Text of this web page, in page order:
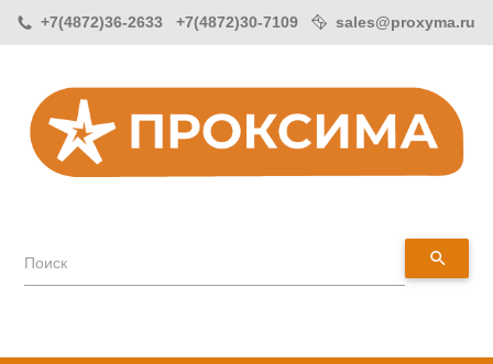
+7(4872)36-2633 +7(4872)30-7109 sales@proxyma.ru
Поиск search